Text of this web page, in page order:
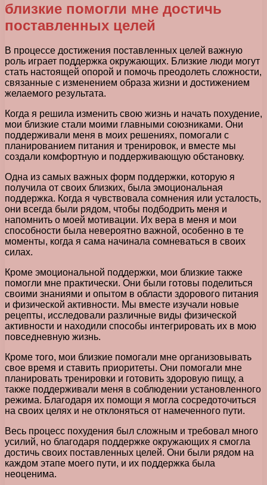
близкие помогли мне достичь
поставленных целей
В процессе достижения поставленных целей важную
роль играет поддержка окружающих. Близкие люди могут
стать настоящей опорой и помочь преодолеть сложности,
связанные с изменением образа жизни и достижением
желаемого результата.
Когда я решила изменить свою жизнь и начать похудение,
мои близкие стали моими главными союзниками. Они
поддерживали меня в моих решениях, помогали с
планированием питания и тренировок, и вместе мы
создали комфортную и поддерживающую обстановку.
Одна из самых важных форм поддержки, которую я
получила от своих близких, была эмоциональная
поддержка. Когда я чувствовала сомнения или усталость,
они всегда были рядом, чтобы подбодрить меня и
напомнить о моей мотивации. Их вера в меня и мои
способности была невероятно важной, особенно в те
моменты, когда я сама начинала сомневаться в своих
силах.
Кроме эмоциональной поддержки, мои близкие также
помогли мне практически. Они были готовы поделиться
своими знаниями и опытом в области здорового питания
и физической активности. Мы вместе изучали новые
рецепты, исследовали различные виды физической
активности и находили способы интегрировать их в мою
повседневную жизнь.
Кроме того, мои близкие помогали мне организовывать
свое время и ставить приоритеты. Они помогали мне
планировать тренировки и готовить здоровую пищу, а
также поддерживали меня в соблюдении установленного
режима. Благодаря их помощи я могла сосредоточиться
на своих целях и не отклоняться от намеченного пути.
Весь процесс похудения был сложным и требовал много
усилий, но благодаря поддержке окружающих я смогла
достичь своих поставленных целей. Они были рядом на
каждом этапе моего пути, и их поддержка была
неоценима.